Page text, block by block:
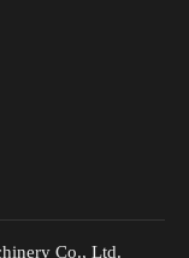
Co., Ltd.